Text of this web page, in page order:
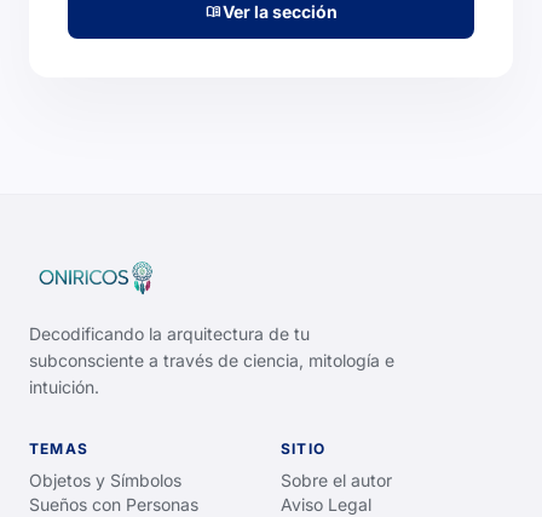
menu_bookVer la sección
Decodificando la arquitectura de tu
subconsciente a través de ciencia, mitología e
intuición.
TEMAS
Objetos y Símbolos
Sueños con Personas
SITIO
Sobre el autor
Aviso Legal